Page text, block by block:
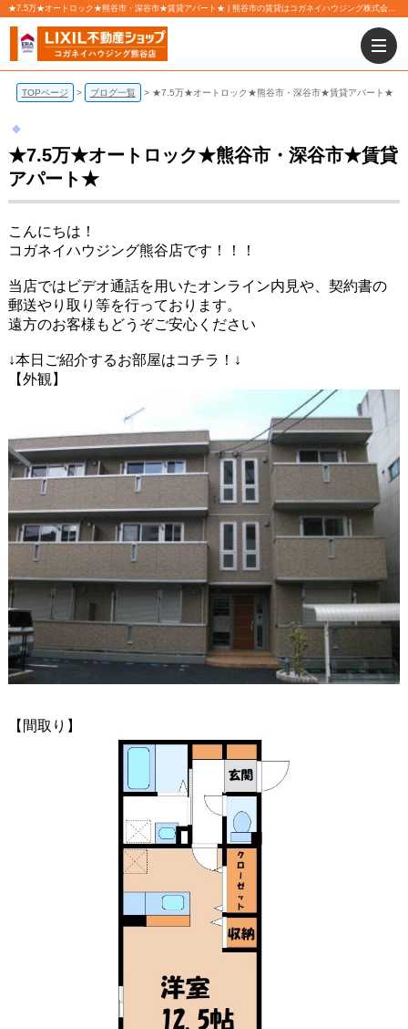
★7.5万★オートロック★熊谷市・深谷市★賃貸アパート★ | 熊谷市の賃貸はコガネイハウジング株式会社 熊谷店にお任せ下さい！
TOPページ ブログ一覧 ★7.5万★オートロック★熊谷市・深谷市★賃貸アパート★
★7.5万★オートロック★熊谷市・深谷市★賃貸
アパート★
こんにちは！
コガネイハウジング熊谷店です！！！
当店ではビデオ通話を用いたオンライン内見や、契約書の
郵送やり取り等を行っております。
遠方のお客様もどうぞご安心ください
↓本日ご紹介するお部屋はコチラ！↓
【外観】
【間取り】